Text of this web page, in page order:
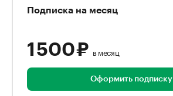
Подписка на месяц
1 500 ₽ в месяц
Оформить подписку